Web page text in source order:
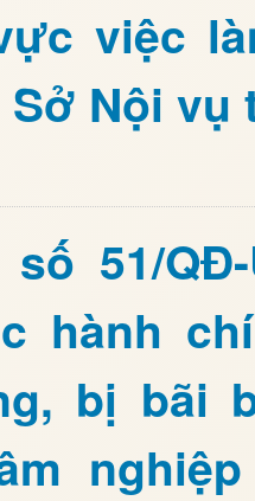
việc
Nội
51/
hành
bị bãi